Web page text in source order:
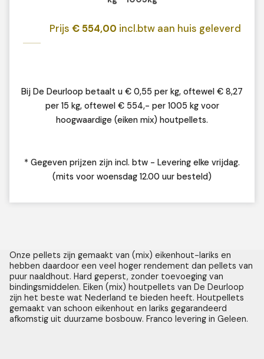
Prijs € 554,00 incl.btw aan huis geleverd
Bij De Deurloop betaalt u € 0,55 per kg, oftewel € 8,27
per 15 kg, oftewel € 554,- per 1005 kg voor
hoogwaardige (eiken mix) houtpellets.
* Gegeven prijzen zijn incl. btw - Levering elke vrijdag.
(mits voor woensdag 12.00 uur besteld)
Onze pellets zijn gemaakt van (mix) eikenhout-lariks en
hebben daardoor een veel hoger rendement dan pellets van
puur naaldhout. Hard geperst, zonder toevoeging van
bindingsmiddelen. Eiken (mix) houtpellets van De Deurloop
zijn het beste wat Nederland te bieden heeft. Houtpellets
gemaakt van schoon eikenhout en lariks gegarandeerd
afkomstig uit duurzame bosbouw. Franco levering in Geleen.